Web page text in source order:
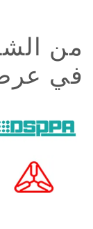
من
في